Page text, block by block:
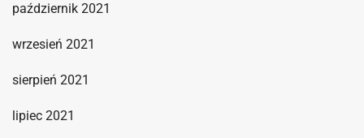
październik 2021
wrzesień 2021
sierpień 2021
lipiec 2021